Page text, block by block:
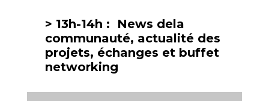
> 13h-14h : News dela
communauté, actualité des
projets, échanges et buffet
networking